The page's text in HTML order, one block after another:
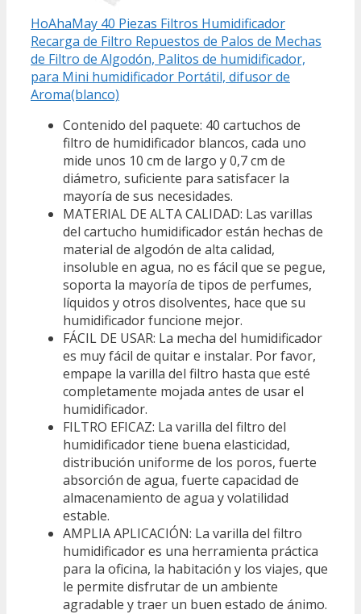
HoAhaMay 40 Piezas Filtros Humidificador
Recarga de Filtro Repuestos de Palos de Mechas
de Filtro de Algodón, Palitos de humidificador,
para Mini humidificador Portátil, difusor de
Aroma(blanco)
Contenido del paquete: 40 cartuchos de
filtro de humidificador blancos, cada uno
mide unos 10 cm de largo y 0,7 cm de
diámetro, suficiente para satisfacer la
mayoría de sus necesidades.
MATERIAL DE ALTA CALIDAD: Las varillas
del cartucho humidificador están hechas de
material de algodón de alta calidad,
insoluble en agua, no es fácil que se pegue,
soporta la mayoría de tipos de perfumes,
líquidos y otros disolventes, hace que su
humidificador funcione mejor.
FÁCIL DE USAR: La mecha del humidificador
es muy fácil de quitar e instalar. Por favor,
empape la varilla del filtro hasta que esté
completamente mojada antes de usar el
humidificador.
FILTRO EFICAZ: La varilla del filtro del
humidificador tiene buena elasticidad,
distribución uniforme de los poros, fuerte
absorción de agua, fuerte capacidad de
almacenamiento de agua y volatilidad
estable.
AMPLIA APLICACIÓN: La varilla del filtro
humidificador es una herramienta práctica
para la oficina, la habitación y los viajes, que
le permite disfrutar de un ambiente
agradable y traer un buen estado de ánimo.